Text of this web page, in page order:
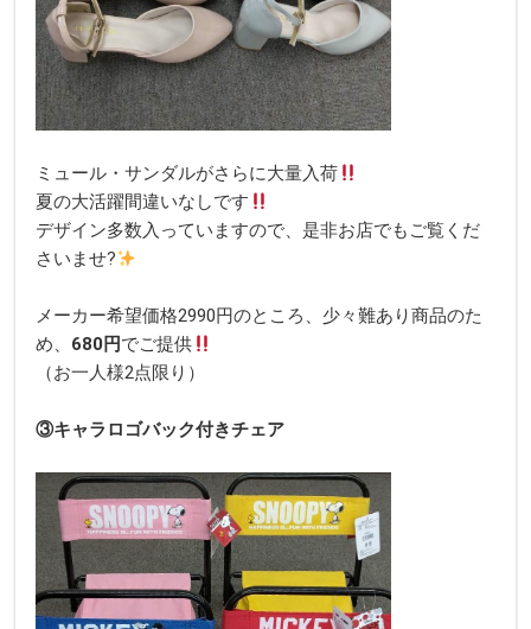
ミュール・サンダルがさらに大量入荷
夏の大活躍間違いなしです
デザイン多数入っていますので、是非お店でもご覧くだ
さいませ?
メーカー希望価格2990円のところ、少々難あり商品のた
め、 680 円でご提供
（お一人様2点限り）
③キャラロゴバック付きチェア